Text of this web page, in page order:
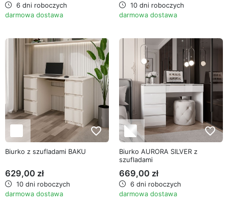
6 dni roboczych
darmowa dostawa
10 dni roboczych
darmowa dostawa
favorite_border
Biurko z szufladami BAKU
629,00 zł
10 dni roboczych
darmowa dostawa
favorite_border
Biurko AURORA SILVER z
szufladami
669,00 zł
6 dni roboczych
darmowa dostawa